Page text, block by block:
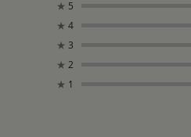
★ 5
★ 4
★ 3
★ 2
★ 1